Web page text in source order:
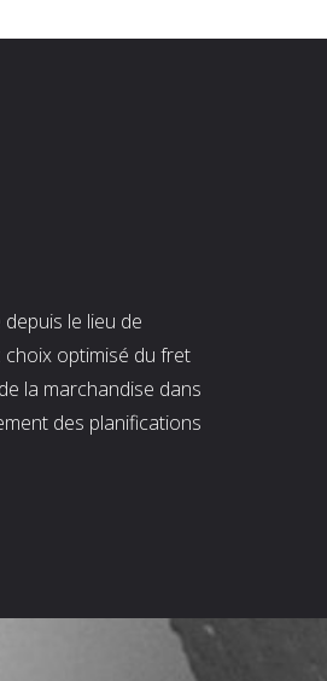
le lieu de
choix optimisé du fret
la marchandise dans
des planifications